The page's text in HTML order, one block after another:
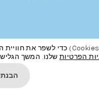
הפרטיותשלנו. המשך